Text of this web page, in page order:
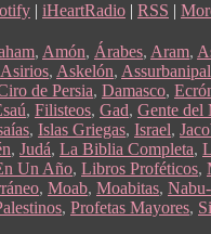
| iHeartRadio | RSS |
, Amón, Árabes, Aram,
Asirios, Askelón, Assurbanipal
de Persia, Damasco,
, Filisteos, Gad, Gente del
, Islas Griegas, Israel,
, Judá, La Biblia Completa,
Un Año, Libros Proféticos,
, Moab, Moabitas,
, Profetas Mayores,